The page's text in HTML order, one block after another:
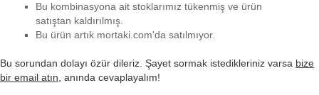
Bu kombinasyona ait stoklarımız tükenmiş ve ürün
satıştan kaldırılmış.
Bu ürün artık mortaki.com'da satılmıyor.
Bu sorundan dolayı özür dileriz. Şayet sormak istedikleriniz varsa bize
bir email atın , anında cevaplayalım!